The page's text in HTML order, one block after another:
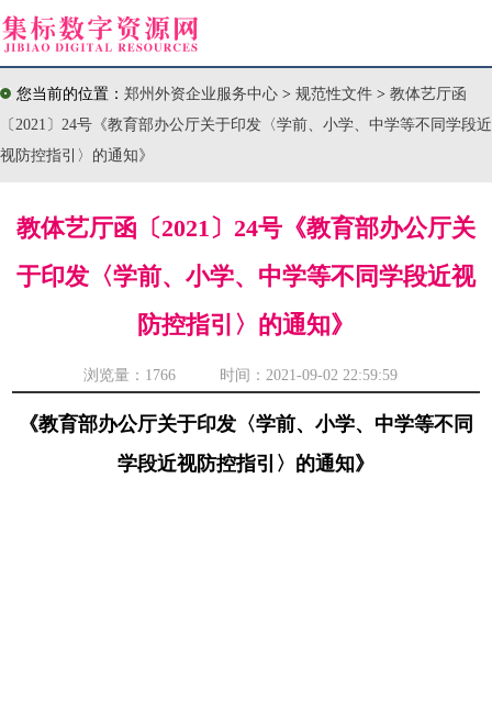
您当前的位置： 郑州外资企业服务中心 > 规范性文件 > 教体艺厅函
〔2021〕24号《教育部办公厅关于印发〈学前、小学、中学等不同学段近
视防控指引〉的通知》
教体艺厅函〔2021〕24号《教育部办公厅关
于印发〈学前、小学、中学等不同学段近视
防控指引〉的通知》
浏览量： 1766 时间：2021-09-02 22:59:59
《教育部办公厅关于印发〈学前、小学、中学等不同
学段近视防控指引〉的通知》